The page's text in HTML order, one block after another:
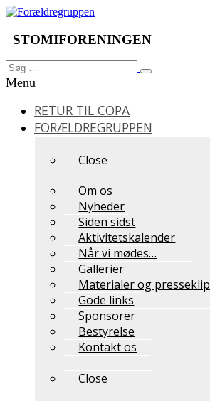
Videre
indhold
STOMIFORENINGEN
Søg
efter:
Søg
Menu
RETUR TIL COPA
FORÆLDREGRUPPEN
Close
Om os
Nyheder
Siden sidst
Aktivitetskalender
Når vi mødes…
Gallerier
Materialer og presseklip
Gode links
Sponsorer
Bestyrelse
Kontakt os
Close